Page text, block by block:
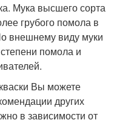
Мука высшего сорта
грубого помола в
внешнему виду муки
помола и
Вы можете
других
в зависимости от